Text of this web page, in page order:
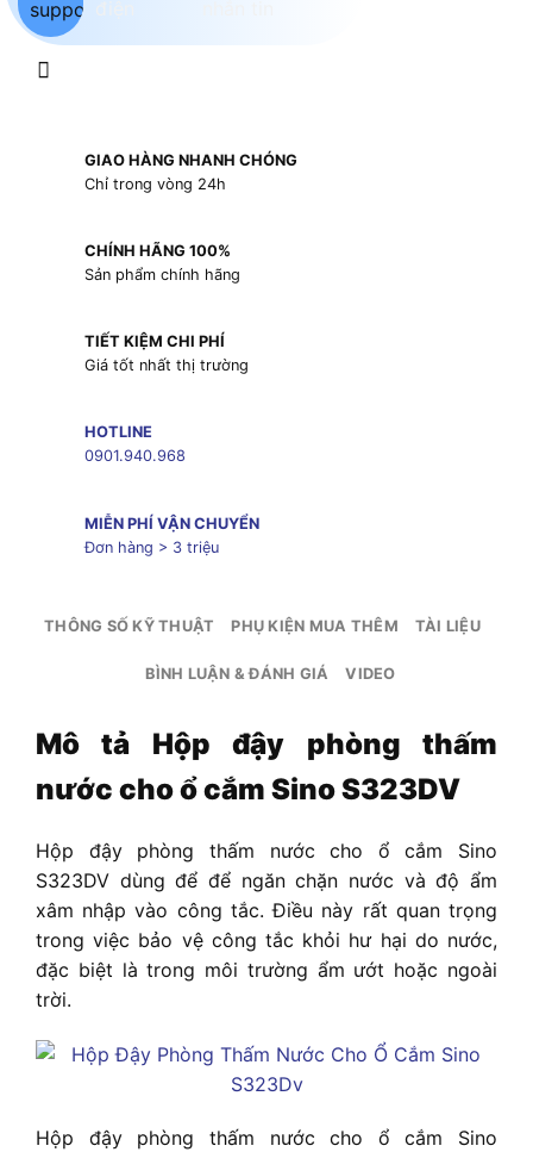
GIAO HÀNG NHANH CHÓNG
Chỉ trong vòng 24h
CHÍNH HÃNG 100%
Sản phẩm chính hãng
TIẾT KIỆM CHI PHÍ
Giá tốt nhất thị trường
HOTLINE
0901.940.968
MIỄN PHÍ VẬN CHUYỂN
Đơn hàng > 3 triệu
THÔNG SỐ KỸ THUẬT PHỤ KIỆN MUA THÊM TÀI LIỆU
BÌNH LUẬN & ĐÁNH GIÁ VIDEO
Mô tả Hộp đậy phòng thấm
nước cho ổ cắm Sino S323DV
Hộp đậy phòng thấm nước cho ổ cắm Sino
S323DV dùngđể để ngăn chặn nước và độ ẩm
xâm nhập vào công tắc. Điều này rất quan trọng
trong việc bảo vệ công tắc khỏi hư hại do nước,
đặc biệt là trong môi trường ẩm ướt hoặc ngoài
trời.
Hộp đậy phòng thấm nước cho ổ cắm Sino